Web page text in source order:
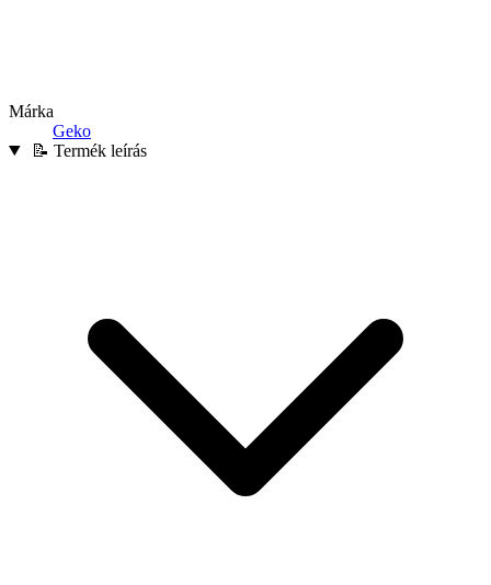
Márka
Geko
📝 Termék leírás